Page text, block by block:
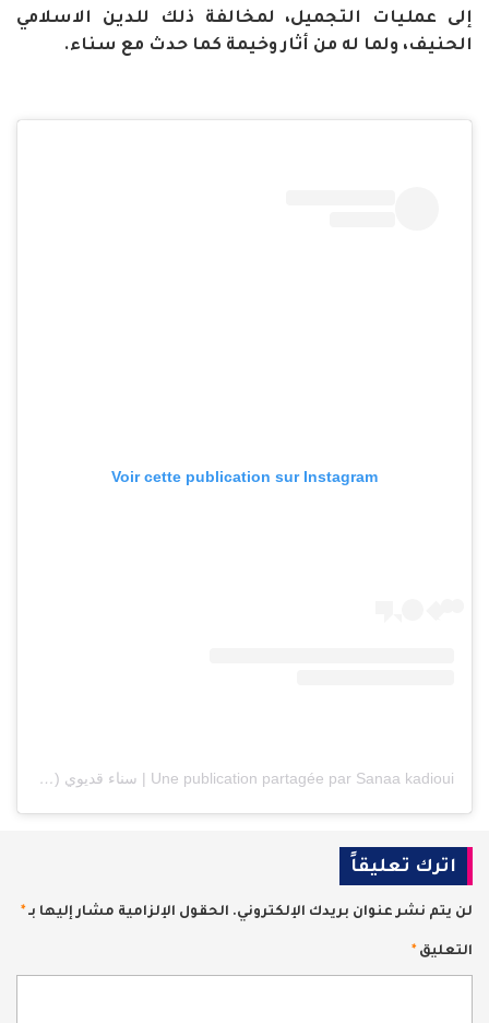
إلى عمليات التجميل، لمخالفة ذلك للدين الاسلامي
الحنيف، ولما له من أثار وخيمة كما حدث مع سناء.
Voir cette publication sur Instagram
Une publication partagée par Sanaa kadioui | سناء قديوي (@chicshop_by_sanae)
اترك تعليقاً
لن يتم نشر عنوان بريدك الإلكتروني. الحقول الإلزامية مشار إليها بـ*
التعليق*